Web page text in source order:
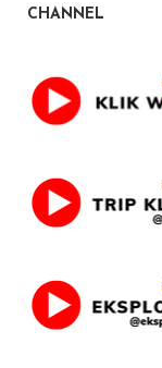
CHANNEL